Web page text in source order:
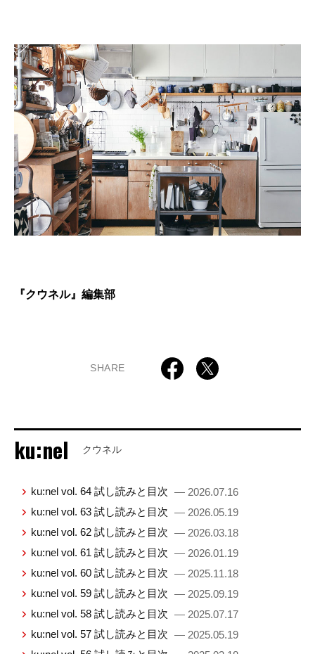
『クウネル』編集部
SHARE
ku:nel クウネル
ku:nel vol. 64 試し読みと目次 — 2026.07.16
ku:nel vol. 63 試し読みと目次 — 2026.05.19
ku:nel vol. 62 試し読みと目次 — 2026.03.18
ku:nel vol. 61 試し読みと目次 — 2026.01.19
ku:nel vol. 60 試し読みと目次 — 2025.11.18
ku:nel vol. 59 試し読みと目次 — 2025.09.19
ku:nel vol. 58 試し読みと目次 — 2025.07.17
ku:nel vol. 57 試し読みと目次 — 2025.05.19